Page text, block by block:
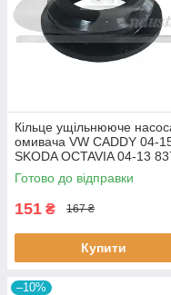
Кiльце ущiльнююче
омивача VW CADDY 04-
SKODA OCTAVIA 04-13
3RG
Готово до відправки
151 ₴ 167 ₴
Купити
–10%